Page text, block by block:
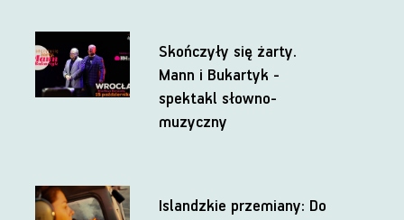
Skończyły się żarty.
Mann i Bukartyk -
spektakl słowno-
muzyczny
Islandzkie przemiany: Do